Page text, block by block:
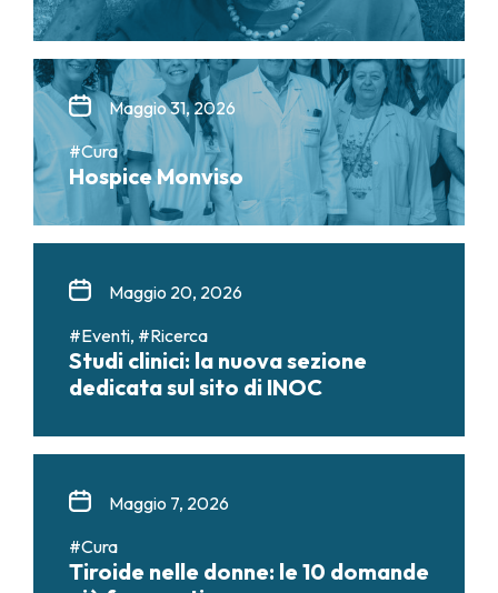
Maggio 31, 2026
#Cura
Hospice Monviso
Maggio 20, 2026
#Eventi, #Ricerca
Studi clinici: la nuova sezione
dedicata sul sito di INOC
Maggio 7, 2026
#Cura
Tiroide nelle donne: le 10 domande